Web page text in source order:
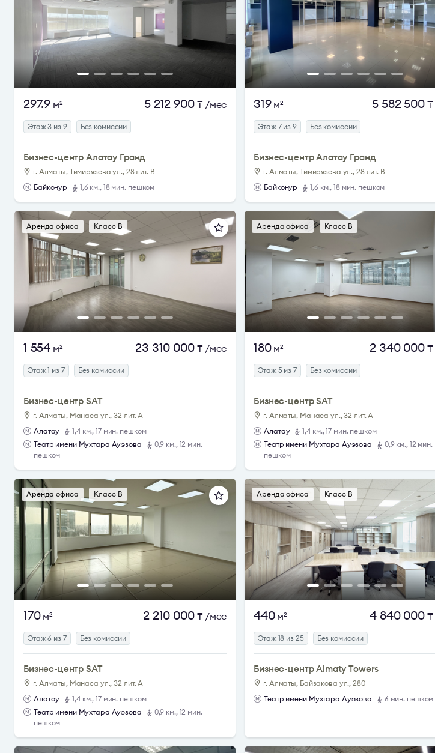
297.9 м2 5 212 900₸ /мес
Этаж 3 из 9 Без комиссии
Бизнес-центр Алатау Гранд
г. Алматы, Тимирязева ул., 28 лит. В
Байконур
1,6 км., 18 мин. пешком
319м2 5 582 500₸
Этаж 7 из 9 Без комиссии
Бизнес-центр Алатау Гранд
г. Алматы, Тимирязева ул., 28 лит. В
Байконур
1,6 км., 18 мин. пешком
Аренда офиса Класс B
1 554 м2 23 310 000₸ /мес
Этаж 1 из 7 Без комиссии
Бизнес-центр SAT
г. Алматы, Манаса ул., 32 лит. А
Алатау
1,4 км., 17 мин. пешком
Театр имени Мухтара Ауэзова
0,9 км., 12 мин.
пешком
Аренда офиса Класс B
180м2 2 340 000₸
Этаж 5 из 7 Без комиссии
Бизнес-центр SAT
г. Алматы, Манаса ул., 32 лит. А
Алатау
1,4 км., 17 мин. пешком
Театр имени Мухтара Ауэзова
0,9 км., 12 мин.
пешком
Аренда офиса Класс B
170м2 2 210 000₸ /мес
Этаж 6 из 7 Без комиссии
Бизнес-центр SAT
г. Алматы, Манаса ул., 32 лит. А
Алатау
1,4 км., 17 мин. пешком
Театр имени Мухтара Ауэзова
0,9 км., 12 мин.
пешком
Аренда офиса Класс B
440м2 4 840 000₸
Этаж 18 из 25 Без комиссии
Бизнес-центр Almaty Towers
г. Алматы, Байзакова ул., 280
Театр имени Мухтара Ауэзова
6 мин. пешком